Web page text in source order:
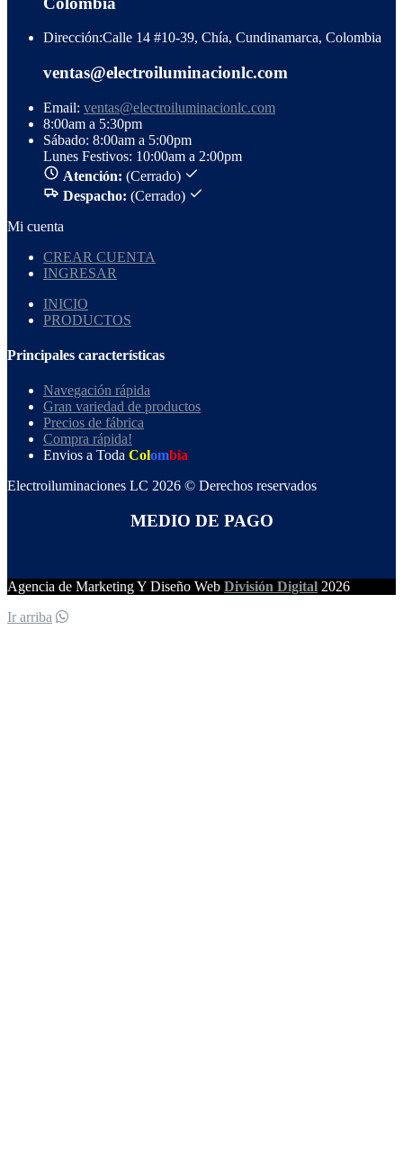
Dirección:Calle 14 #10-39, Chía, Cundinamarca, Colombia
ventas@electroiluminacionlc.com
Email: ventas@electroiluminacionlc.com
8:00am a 5:30pm
Sábado: 8:00am a 5:00pm
Lunes Festivos: 10:00am a 2:00pm
Atención: (Cerrado)
Despacho: (Cerrado)
Mi cuenta
CREAR CUENTA
INGRESAR
INICIO
PRODUCTOS
Principales características
Navegación rápida
Gran variedad de productos
Precios de fábrica
Compra rápida!
Envios a Toda Colombia
Electroiluminaciones LC 2026 © Derechos reservados
MEDIO DE PAGO
Agencia de Marketing Y Diseño Web División Digital 2026
Ir arriba